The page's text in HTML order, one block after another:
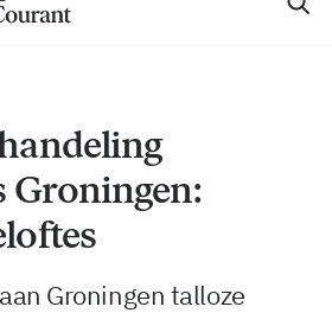
Groningen:
Groningen talloze